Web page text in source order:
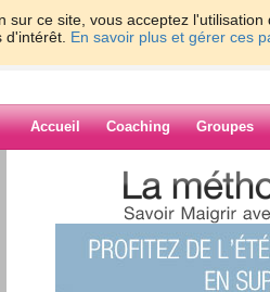
sur ce site, vous acceptez
En savoir plus et gérer ces
Accueil Coaching Groupes
> > Crac ...
Blog de Isab71